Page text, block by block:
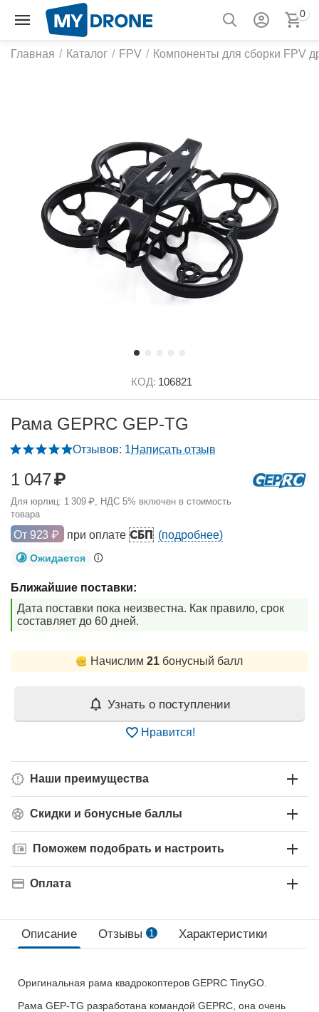
0
Главная / Каталог / FPV / Компоненты для сборки FPV
КОД: 106821
Рама GEPRC GEP-TG
Отзывов: 1Написать отзыв
1 047₽
Для юрлиц: 1 309 ₽, НДС 5% включен в стоимость
товара
От 923 ₽ при оплатеСБП (подробнее)
Ожидается
Ближайшие поставки:
Дата поставки пока неизвестна. Как правило, срок
составляет до 60 дней.
Начислим 21 бонусный балл
Узнать о поступлении
Нравится!
Наши преимущества
Скидки и бонусные баллы
Поможем подобрать и настроить
Оплата
Описание Отзывы 1 Характеристики
Оригинальная рама квадрокоптеров GEPRC TinyGO.
Рама GEP-TG разработана командой GEPRC, она очень